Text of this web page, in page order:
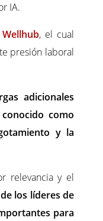
IA.
Wellhub, el cual
presión laboral
adicionales
como
y la
relevancia y el
los líderes de
para